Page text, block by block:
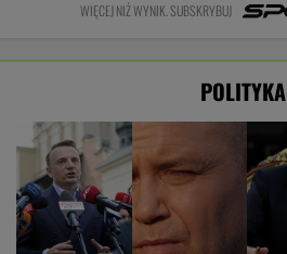
WIĘCEJ NIŻ WYNIK. SUBSKRYBUJ
POLITYKA